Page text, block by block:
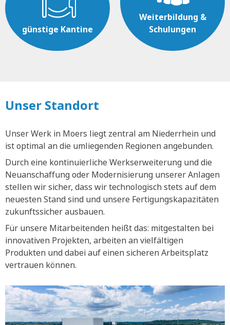
günstige Kantine
Weiterbildung &
Schulungen
Unser Standort
Unser Werk in Moers liegt zentral am Niederrhein und
ist optimal an die umliegenden Regionen angebunden.
Durch eine kontinuierliche Werkserweiterung und die
Neuanschaffung oder Modernisierung unserer Anlagen
stellen wir sicher, dass wir technologisch stets auf dem
neuesten Stand sind und unsere Fertigungskapazitäten
zukunftssicher ausbauen.
Für unsere Mitarbeitenden heißt das: mitgestalten bei
innovativen Projekten, arbeiten an vielfältigen
Produkten und dabei auf einen sicheren Arbeitsplatz
vertrauen können.